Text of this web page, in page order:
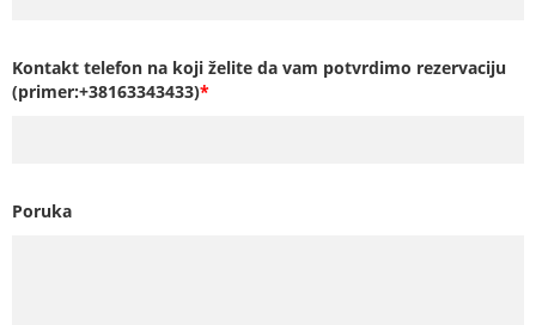
Kontakt telefon na koji želite da vam potvrdimo rezervaciju
(primer:+38163343433)*
Poruka